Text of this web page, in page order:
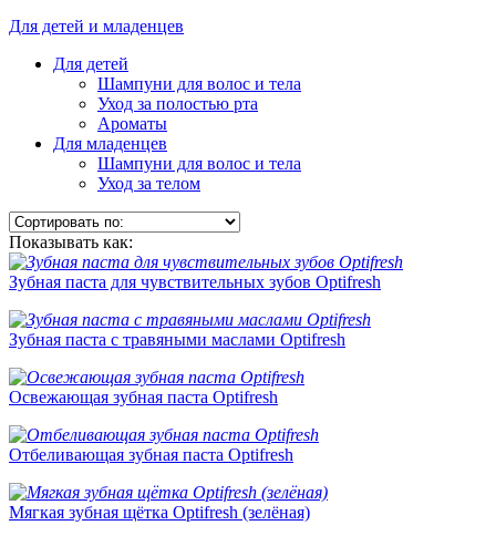
Для детей и младенцев
Для детей
Шампуни для волос и тела
Уход за полостью рта
Ароматы
Для младенцев
Шампуни для волос и тела
Уход за телом
Показывать как:
Зубная паста для чувствительных зубов Optifresh
Зубная паста с травяными маслами Optifresh
Освежающая зубная паста Optifresh
Отбеливающая зубная паста Optifresh
Мягкая зубная щётка Optifresh (зелёная)